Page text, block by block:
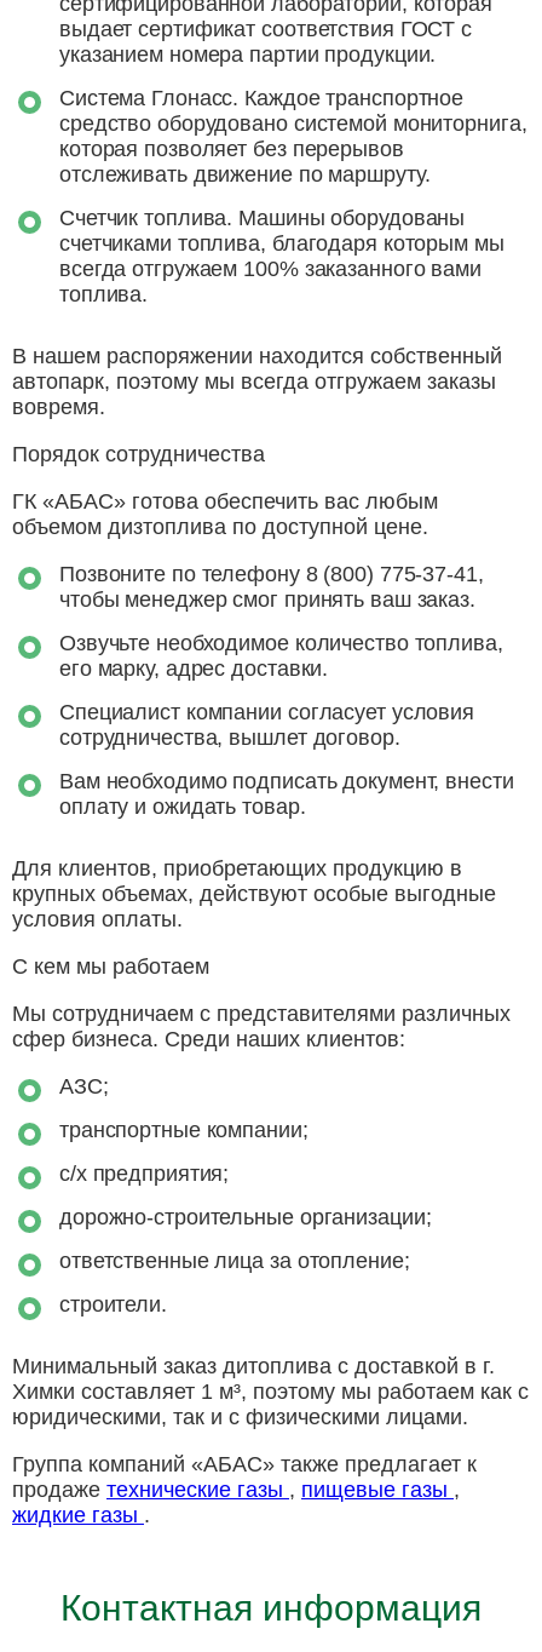
выдает сертификат соответствия ГОСТ с
указанием номера партии продукции.
Система Глонасс. Каждое транспортное
средство оборудовано системой мониторнига,
которая позволяет без перерывов
отслеживать движение по маршруту.
Счетчик топлива. Машины оборудованы
счетчиками топлива, благодаря которым мы
всегда отгружаем 100% заказанного вами
топлива.
В нашем распоряжении находится собственный
автопарк, поэтому мы всегда отгружаем заказы
вовремя.
Порядок сотрудничества
ГК «АБАС» готова обеспечить вас любым
объемом дизтоплива по доступной цене.
Позвоните по телефону 8 (800) 775-37-41,
чтобы менеджер смог принять ваш заказ.
Озвучьте необходимое количество топлива,
его марку, адрес доставки.
Специалист компании согласует условия
сотрудничества, вышлет договор.
Вам необходимо подписать документ, внести
оплату и ожидать товар.
Для клиентов, приобретающих продукцию в
крупных объемах, действуют особые выгодные
условия оплаты.
С кем мы работаем
Мы сотрудничаем с представителями различных
сфер бизнеса. Среди наших клиентов:
АЗС;
транспортные компании;
с/х предприятия;
дорожно-строительные организации;
ответственные лица за отопление;
строители.
Минимальный заказ дитоплива с доставкой в г.
Химки составляет 1 м³, поэтому мы работаем как с
юридическими, так и с физическими лицами.
Группа компаний «АБАС» также предлагает к
продаже технические газы , пищевые газы ,
жидкие газы .
Контактная информация